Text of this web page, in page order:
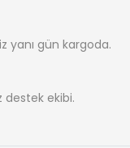
yanı gün kargoda.
destek ekibi.